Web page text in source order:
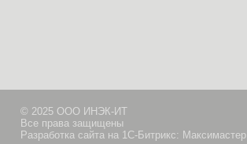
© 2025 ООО ИНЭК-ИТ
Все права защищены
Разработка сайта на 1С-Битрикс: Максимастер